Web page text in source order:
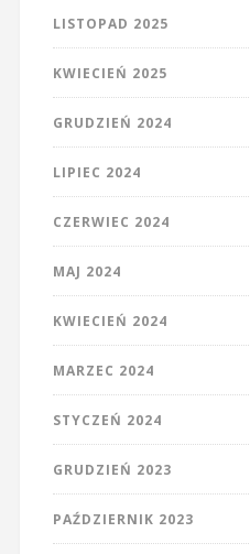
LISTOPAD 2025
KWIECIEŃ 2025
GRUDZIEŃ 2024
LIPIEC 2024
CZERWIEC 2024
MAJ 2024
KWIECIEŃ 2024
MARZEC 2024
STYCZEŃ 2024
GRUDZIEŃ 2023
PAŹDZIERNIK 2023